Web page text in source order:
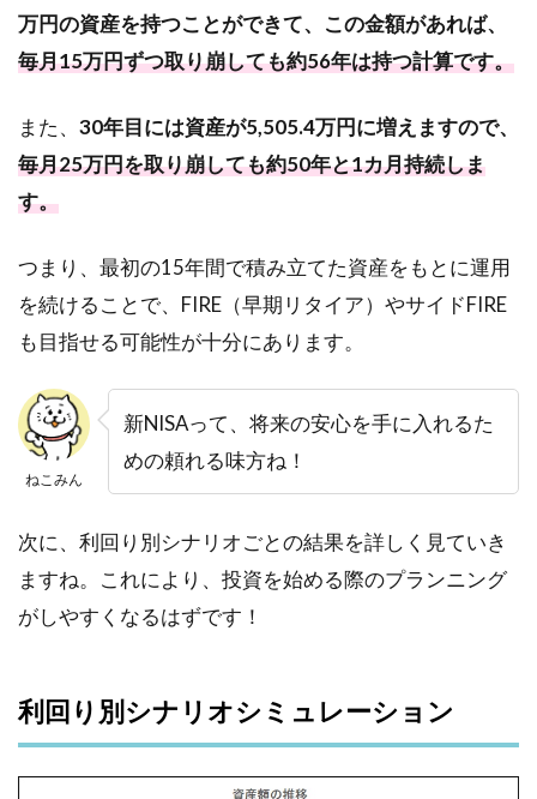
万円の資産を持つことができて、この金額があれば、
毎月15万円ずつ取り崩しても約56年は持つ計算です。
また、 30年目には資産が5,505.4万円に増えますので、
毎月25万円を取り崩しても約50年と1カ月持続しま
す。
つまり、最初の15年間で積み立てた資産をもとに運用
を続けることで、FIRE（早期リタイア）やサイドFIRE
も目指せる可能性が十分にあります。
ねこみん
新NISAって、将来の安心を手に入れるた
めの頼れる味方ね！
次に、利回り別シナリオごとの結果を詳しく見ていき
ますね。これにより、投資を始める際のプランニング
がしやすくなるはずです！
利回り別シナリオシミュレーション